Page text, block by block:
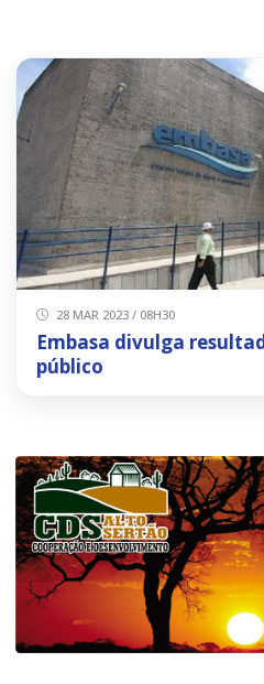
28 MAR 2023 / 08H30
Embasa divulga
público